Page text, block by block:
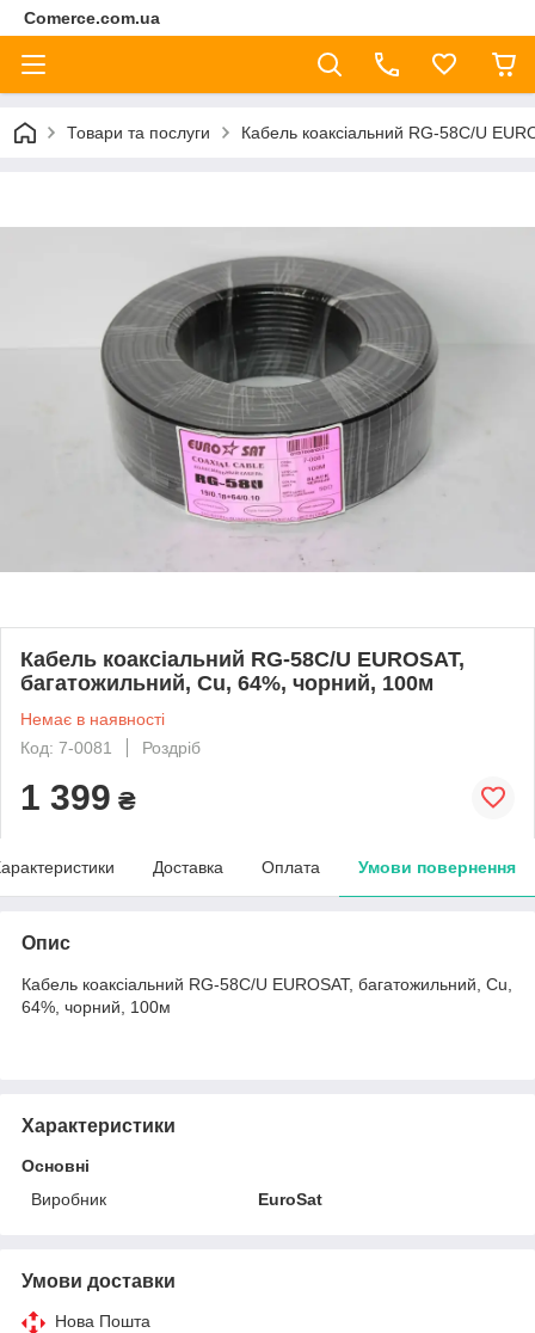
Comerce.com.ua
Товари та послуги Кабель коаксіальний RG-58С/U
Кабель коаксіальний RG-58С/U EUROSAT,
багатожильний, Cu, 64%, чорний, 100м
Немає в наявності
Код: 7-0081
Роздріб
1 399 ₴
Доставка Оплата Умови повернення
Опис
Кабель коаксіальний RG-58С/U EUROSAT, багатожильний, Cu,
64%, чорний, 100м
Характеристики
Основні
Виробник
EuroSat
Умови доставки
Нова Пошта